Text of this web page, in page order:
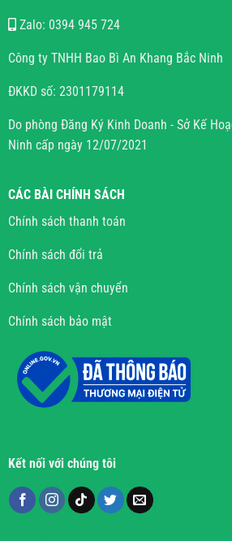
Zalo: 0394 945 724
Công ty TNHH Bao Bì An Khang Bắc Ninh
ĐKKD số: 2301179114
Do phòng Đăng Ký Kinh Doanh - Sở Kế
Ninh cấp ngày 12/07/2021
CÁC BÀI CHÍNH SÁCH
Chính sách thanh toán
Chính sách đổi trả
Chính sách vận chuyển
Chính sách bảo mật
Kết nối với chúng tôi